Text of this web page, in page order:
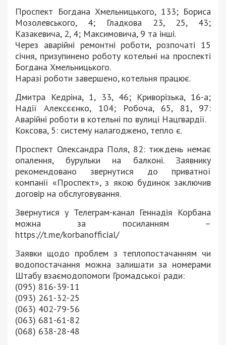
Проспект Богдана Хмельницького, 133; Бориса
Мозолевського, 4; Гладкова 23, 25, 43;
Казакевича, 2, 4; Максимовича, 9 та інші.
Через аварійні ремонтні роботи, розпочаті 15
січня, призупинено роботу котельні на проспекті
Богдана Хмельницького.
Наразі роботи завершено, котельня працює.
Дмитра Кедріна, 1, 33, 46; Криворізька, 16-а;
Надії Алексєєнко, 104; Робоча, 65, 81, 97:
Аварійні роботи в котельні по вулиці Нацгвардії.
Коксова, 5: систему налагоджено, тепло є.
Проспект Олександра Поля, 82: тиждень немає
опалення, бурульки на балконі. Заявнику
рекомендовано звернутися до приватної
компанії «Проспект», з якою будинок заключив
договір на обслуговування.
Звернутися у Телеграм-канал Геннадія Корбана
можна за посиланням –
https://t.me/korbanofficial/
Заявки щодо проблем з теплопостачанням чи
водопостачання можна залишати за номерами
Штабу взаємодопомоги Громадської ради:
(095) 816-39-11
(093) 261-32-25
(063) 402-79-56
(063) 681-61-82
(068) 638-28-48